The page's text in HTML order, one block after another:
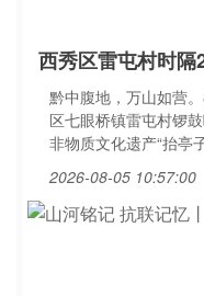
西秀区雷屯村时隔
黔中腹地，万山如营
区七眼桥镇雷屯村锣
非物质文化遗产“抬亭
2026-08-05 10:57:00